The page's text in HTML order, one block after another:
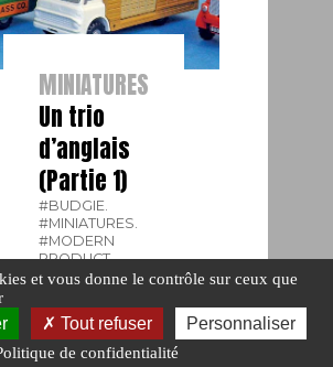
MINIATURES
Un trio
d’anglais
(Partie 1)
#BUDGIE.
#MINIATURES.
#MODERN
PRODUCT.
#MORESTONE.
2019.
Publié le : 18
février 2019
et vous donne le contrôle sur ceux que
Tout refuser Personnaliser
de confidentialité